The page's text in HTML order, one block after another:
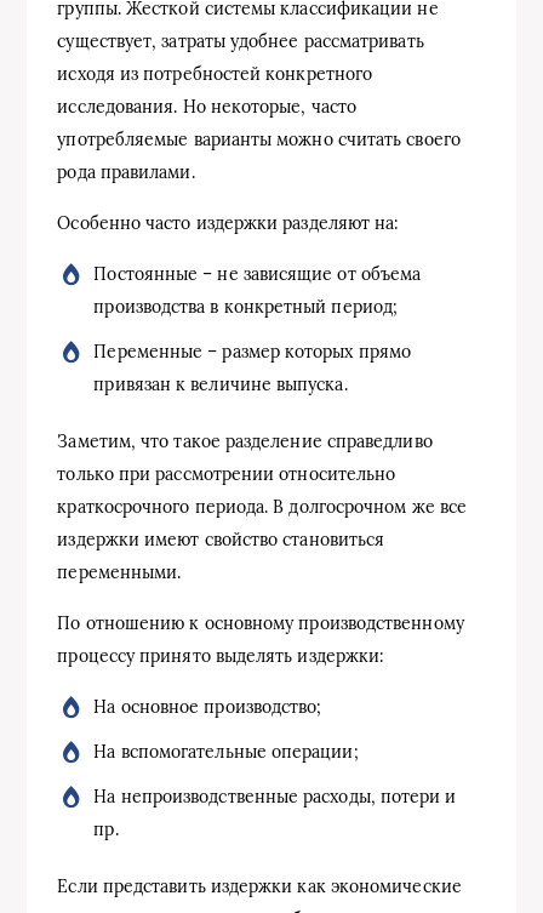
группы. Жесткой системы классификации не
существует, затраты удобнее рассматривать
исходя из потребностей конкретного
исследования. Но некоторые, часто
употребляемые варианты можно считать своего
рода правилами.
Особенно часто издержки разделяют на:
Постоянные – не зависящие от объема
производства в конкретный период;
Переменные – размер которых прямо
привязан к величине выпуска.
Заметим, что такое разделение справедливо
только при рассмотрении относительно
краткосрочного периода. В долгосрочном же все
издержки имеют свойство становиться
переменными.
По отношению к основному производственному
процессу принято выделять издержки:
На основное производство;
На вспомогательные операции;
На непроизводственные расходы, потери и
пр.
Если представить издержки как экономические